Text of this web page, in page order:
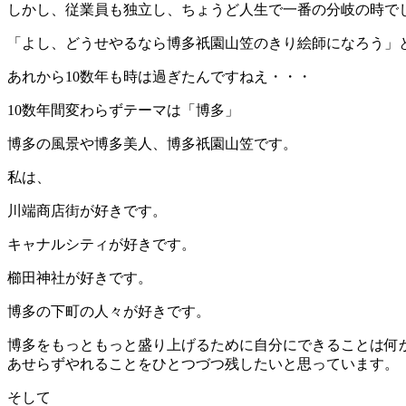
しかし、従業員も独立し、ちょうど人生で一番の分岐の時で
「よし、どうせやるなら博多祇園山笠のきり絵師になろう」
あれから10数年も時は過ぎたんですねえ・・・
10数年間変わらずテーマは「博多」
博多の風景や博多美人、博多祇園山笠です。
私は、
川端商店街が好きです。
キャナルシティが好きです。
櫛田神社が好きです。
博多の下町の人々が好きです。
博多をもっともっと盛り上げるために自分にできることは何
あせらずやれることをひとつづつ残したいと思っています。
そして